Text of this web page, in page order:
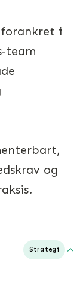
i
og
Strategi